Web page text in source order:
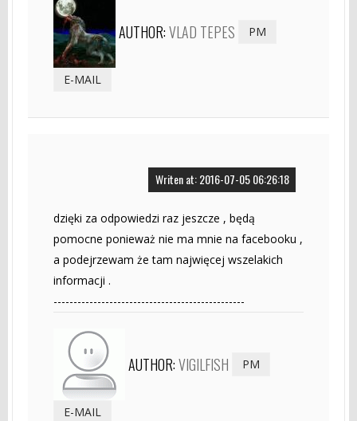
AUTHOR:VLAD TEPES PM
E-MAIL
Writen at: 2016-07-05 06:26:18
dzięki za odpowiedzi raz jeszcze , będą
pomocne ponieważ nie ma mnie na facebooku ,
a podejrzewam że tam najwięcej wszelakich
informacji .
------------------------------------------------
AUTHOR:VIGILFISH PM
E-MAIL